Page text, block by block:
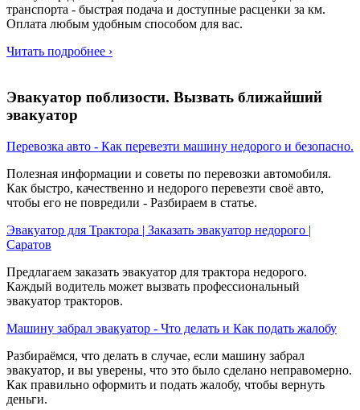
транспорта - быстрая подача и доступные расценки за км.
Оплата любым удобным способом для вас.
Читать подробнее ›
Эвакуатор поблизости. Вызвать ближайший
эвакуатор
Перевозка авто - Как перевезти машину недорого и безопасно.
Полезная информации и советы по перевозки автомобиля.
Как быстро, качественно и недорого перевезти своё авто,
чтобы его не повредили - Разбираем в статье.
Эвакуатор для Трактора | Заказать эвакуатор недорого |
Саратов
Предлагаем заказать эвакуатор для трактора недорого.
Каждый водитель может вызвать профессиональный
эвакуатор тракторов.
Машину забрал эвакуатор - Что делать и Как подать жалобу
Разбираёмся, что делать в случае, если машину забрал
эвакуатор, и вы уверены, что это было сделано неправомерно.
Как правильно оформить и подать жалобу, чтобы вернуть
деньги.